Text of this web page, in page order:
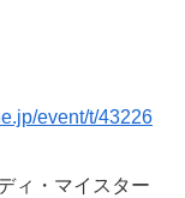
event/t/43226
ィ・マイスター